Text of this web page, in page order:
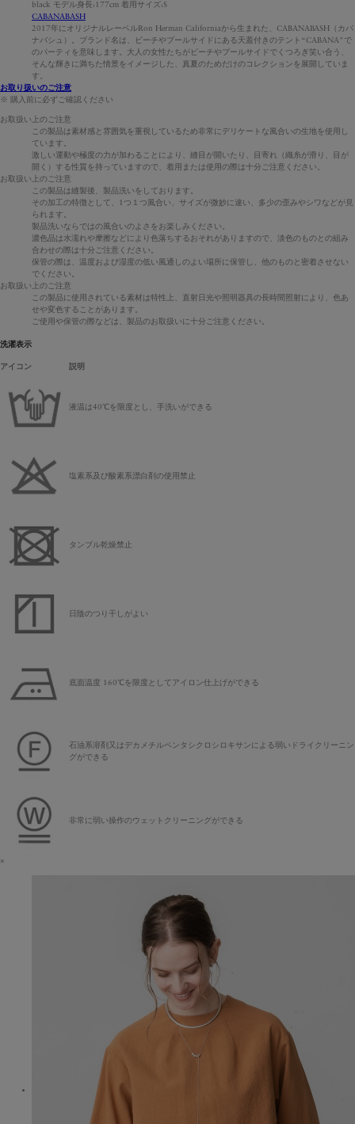
black モデル身長:177cm 着用サイズ:S
CABANABASH
2017年にオリジナルレーベルRon Herman Californiaから生まれた、CABANABASH（カバ
ナバシュ）。ブランド名は、ビーチやプールサイドにある天蓋付きのテント“CABANA"で
のパーティを意味します。大人の女性たちがビーチやプールサイドでくつろぎ笑い合う、
そんな輝きに満ちた情景をイメージした、真夏のためだけのコレクションを展開していま
す。
お取り扱いのご注意
※ 購入前に必ずご確認ください
お取扱い上のご注意
この製品は素材感と雰囲気を重視しているため非常にデリケートな風合いの生地を使用し
ています。
激しい運動や極度の力が加わることにより、縫目が開いたり、目寄れ（織糸が滑り、目が
開く）する性質を持っていますので、着用または使用の際は十分ご注意ください。
お取扱い上のご注意
この製品は縫製後、製品洗いをしております。
その加工の特徴として、1つ１つ風合い、サイズが微妙に違い、多少の歪みやシワなどが見
られます。
製品洗いならではの風合いのよさをお楽しみください。
濃色品は水濡れや摩擦などにより色落ちするおそれがありますので、淡色のものとの組み
合わせの際は十分ご注意ください。
保管の際は、温度および湿度の低い風通しのよい場所に保管し、他のものと密着させない
でください。
お取扱い上のご注意
この製品に使用されている素材は特性上、直射日光や照明器具の長時間照射により、色あ
せや変色することがあります。
ご使用や保管の際などは、製品のお取扱いに十分ご注意ください。
洗濯表示
アイコン 説明
液温は40℃を限度とし、手洗いができる
塩素系及び酸素系漂白剤の使用禁止
タンブル乾燥禁止
日陰のつり干しがよい
底面温度 160℃を限度としてアイロン仕上げができる
石油系溶剤又はデカメチルペンタシクロシロキサンによる弱いドライクリーニン
グができる
非常に弱い操作のウェットクリーニングができる
×